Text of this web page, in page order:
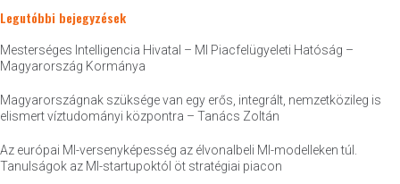
Legutóbbi bejegyzések
Mesterséges Intelligencia Hivatal – MI Piacfelügyeleti Hatóság –
Magyarország Kormánya
Magyarországnak szüksége van egy erős, integrált, nemzetközileg is
elismert víztudományi központra – Tanács Zoltán
Az európai MI-versenyképesség az élvonalbeli MI-modelleken túl.
Tanulságok az MI-startupoktól öt stratégiai piacon